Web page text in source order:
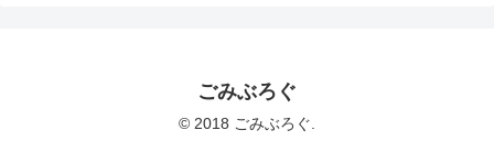
ごみぶろぐ
© 2018 ごみぶろぐ.